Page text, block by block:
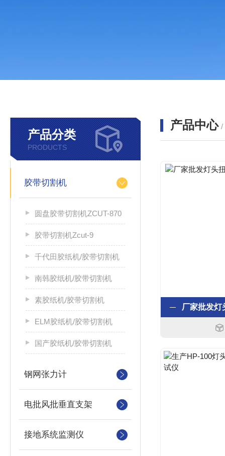
产品分类
PRODUCTS
胶带切割机
圆盘胶带切割机ZCUT-870
胶带切割机Zcut-9
千代田胶纸机/胶带切割机
南韩胶纸机/胶带切割机
素胶纸机/胶带切割机
ELM胶纸机/胶带切割机
国产胶纸机/胶带切割机
钢网张力计
电批风批垂直支架
接地系统监测仪
产品中心 /